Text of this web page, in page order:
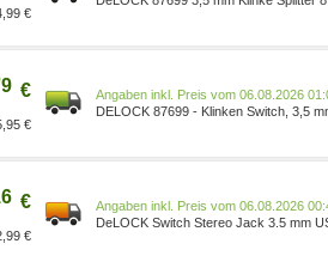
€
€
€
Preis vom 06.08.2026
DELOCK 87699 - Klinken Switch, 3,5
€
€
Preis vom 06.08.2026
DeLOCK Switch Stereo Jack 3.5 mm